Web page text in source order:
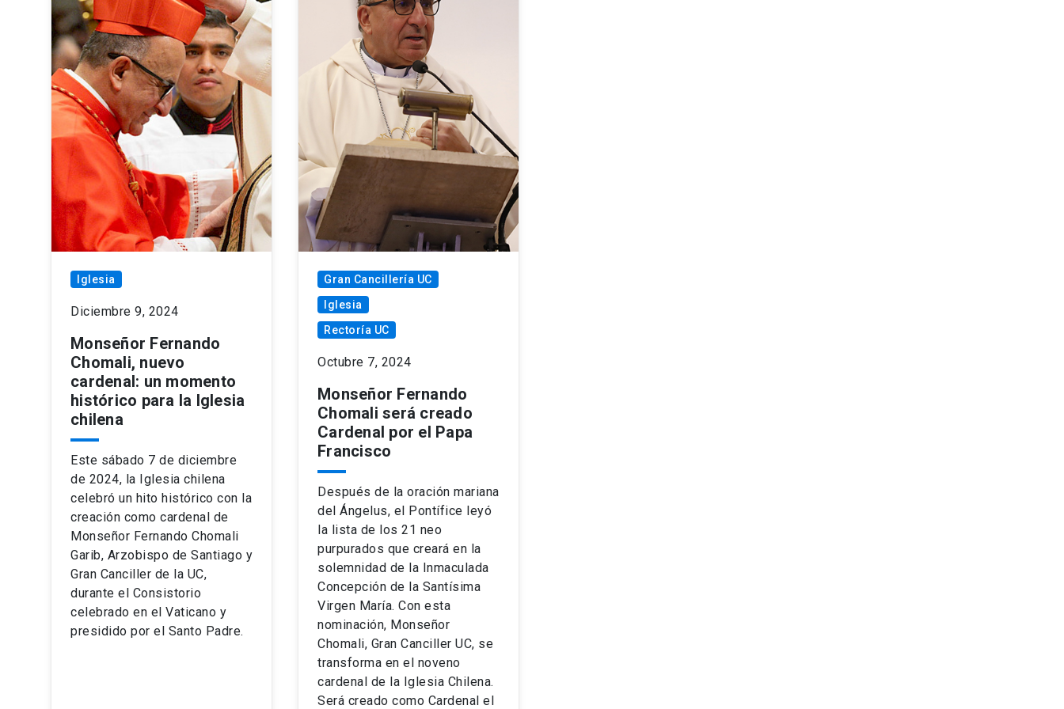
Iglesia
Diciembre 9, 2024
Monseñor Fernando
Chomali, nuevo
cardenal: un momento
histórico para la Iglesia
chilena
Este sábado 7 de diciembre
de 2024, la Iglesia chilena
celebró un hito histórico con la
creación como cardenal de
Monseñor Fernando Chomali
Garib, Arzobispo de Santiago y
Gran Canciller de la UC,
durante el Consistorio
celebrado en el Vaticano y
presidido por el Santo Padre.
Gran Cancillería UC
Iglesia
Rectoría UC
Octubre 7, 2024
Monseñor Fernando
Chomali será creado
Cardenal por el Papa
Francisco
Después de la oración mariana
del Ángelus, el Pontífice leyó
la lista de los 21 neo
purpurados que creará en la
solemnidad de la Inmaculada
Concepción de la Santísima
Virgen María. Con esta
nominación, Monseñor
Chomali, Gran Canciller UC, se
transforma en el noveno
cardenal de la Iglesia Chilena.
Será creado como Cardenal el